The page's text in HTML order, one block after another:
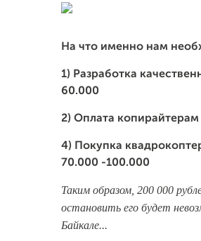
На что именно нам
1) Разработка
60.000
2) Оплата
4) Покупка
70.000 -100.000
Таким образом, 200 000
остановить его будет
Байкале...